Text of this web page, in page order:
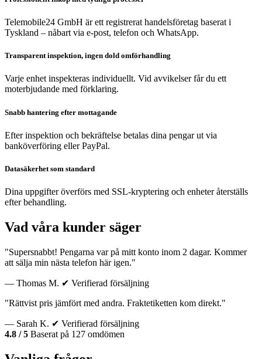
Telemobile24 GmbH är ett registrerat handelsföretag baserat i
Tyskland – nåbart via e-post, telefon och WhatsApp.
Transparent inspektion, ingen dold omförhandling
Varje enhet inspekteras individuellt. Vid avvikelser får du ett
moterbjudande med förklaring.
Snabb hantering efter mottagande
Efter inspektion och bekräftelse betalas dina pengar ut via
banköverföring eller PayPal.
Datasäkerhet som standard
Dina uppgifter överförs med SSL-kryptering och enheter återställs
efter behandling.
Vad våra kunder säger
"Supersnabbt! Pengarna var på mitt konto inom 2 dagar. Kommer
att sälja min nästa telefon här igen."
— Thomas M. ✔ Verifierad försäljning
"Rättvist pris jämfört med andra. Fraktetiketten kom direkt."
— Sarah K. ✔ Verifierad försäljning
4.8 / 5 Baserat på 127 omdömen